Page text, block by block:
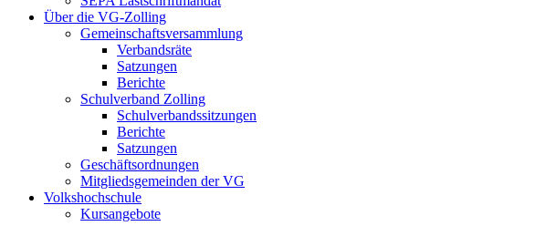
Über die VG-Zolling
Gemeinschaftsversammlung
Verbandsräte
Satzungen
Berichte
Schulverband Zolling
Schulverbandssitzungen
Berichte
Satzungen
Geschäftsordnungen
Mitgliedsgemeinden der VG
Volkshochschule
Kursangebote